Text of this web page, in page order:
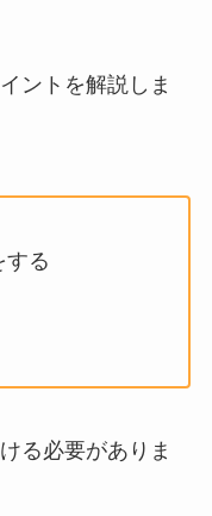
ントを解説しま
する
る必要がありま